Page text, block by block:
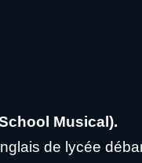
Musical).
de lycée